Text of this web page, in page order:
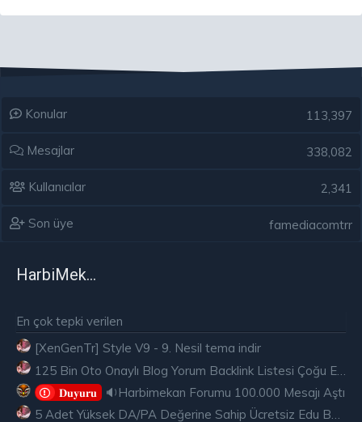
Konular 113,397
Mesajlar 338,082
Kullanıcılar 2,341
Son üye famediacomtrr
HarbiMekân
En çok tepki verilen
[XenGenTr] Style V9 - 9. Nesil tema indir
𝐃𝐮𝐲𝐮𝐫𝐮
🔉Harbimekan Forumu 100.000 Mesajı Aştı
5 Adet Yüksek DA/PA Değerine Sahip Ücretsiz Edu Backlink